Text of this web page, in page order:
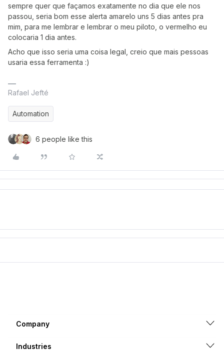
sempre quer que façamos exatamente no dia que ele nos
passou, seria bom esse alerta amarelo uns 5 dias antes pra
mim, para me lembrar e lembrar o meu piloto, o vermelho eu
colocaria 1 dia antes.
Acho que isso seria uma coisa legal, creio que mais pessoas
usaria essa ferramenta :)
Rafael Jefté
Automation
6 people like this
Company
Industries